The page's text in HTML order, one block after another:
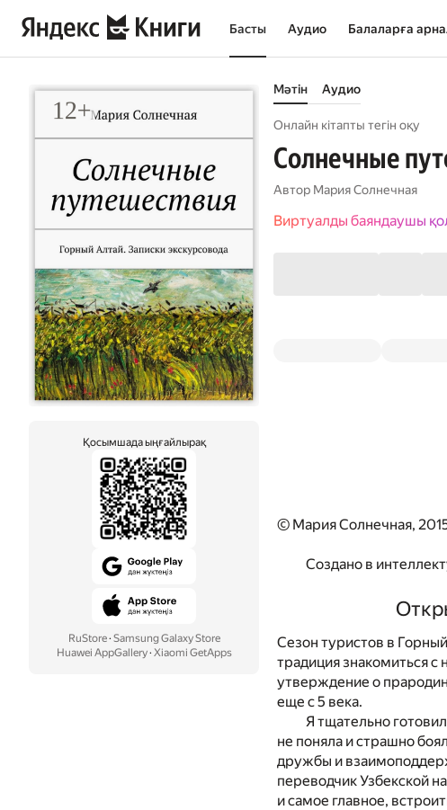
Басты Аудио Балаларға
Қосымшада ыңғайлырақ
RuStore· Samsung Galaxy Store
Huawei AppGallery· Xiaomi GetApps
Мәтін Аудио
Онлайн кітапты тегін оқу
Солнечные
Автор Mария Солнечная
Виртуалды баяндаушы
© Mария Солнечная,
Создано в
Сезон туристов в
традиция знакомиться
утверждение о
еще с 5 века.
Я тщательно
не поняла и страшно
дружбы и
переводчик Узбекской
и самое главное,